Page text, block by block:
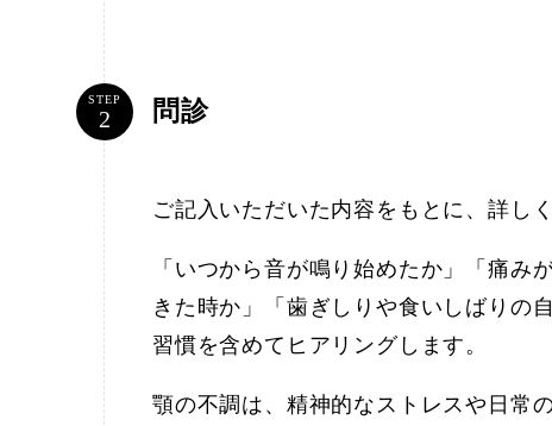
STEP 問診
ご記入いただいた内容をもとに、詳し
「いつから音が鳴り始めたか」「痛み
きた時か」「歯ぎしりや食いしばりの
習慣を含めてヒアリングします。
顎の不調は、精神的なストレスや日常